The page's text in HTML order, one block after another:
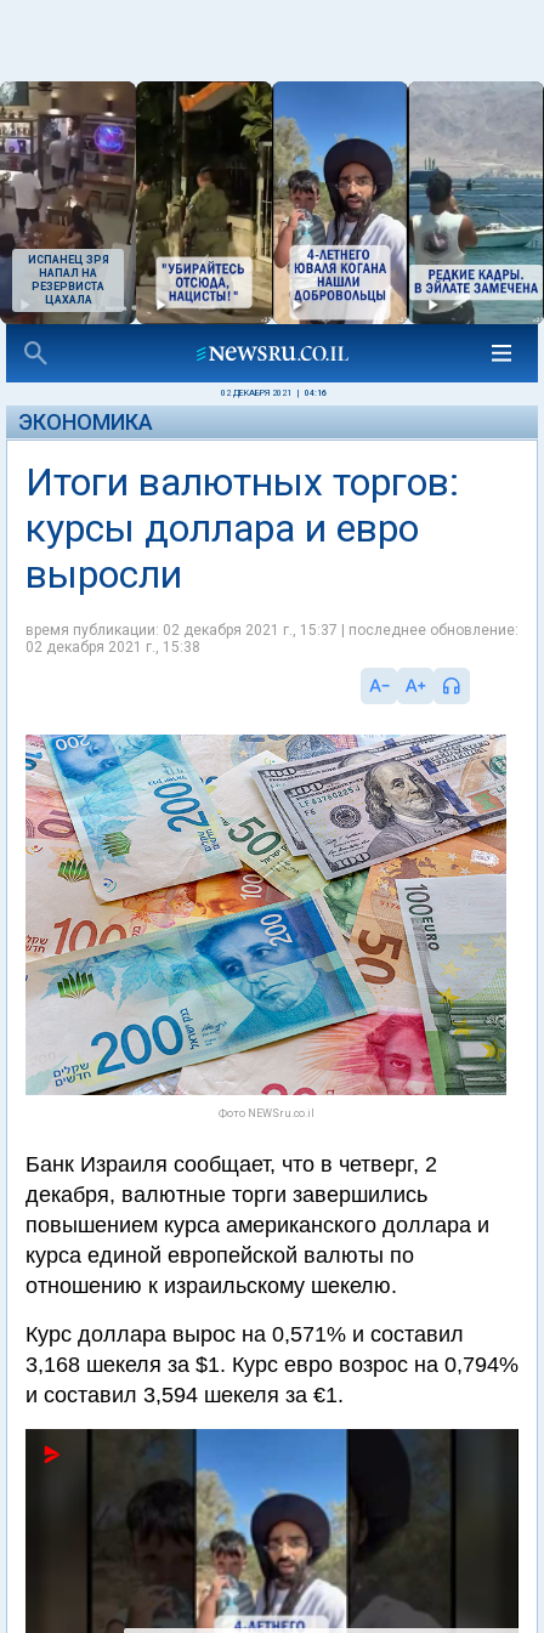
ИСПАНЕЦ ЗРЯ
НАПАЛ НА
РЕЗЕРВИСТА
ЦАХАЛА
02 ДЕКАБРЯ 2021 04:16
ЭКОНОМИКА
Итоги валютных торгов:
курсы доллара и евро
выросли
время публикации: 02 декабря 2021 г., 15:37 | последнее обновление:
02 декабря 2021 г., 15:38
Фото NEWSru.co.il
Банк Израиля сообщает, что в четверг, 2
декабря, валютные торги завершились
повышением курса американского доллара и
курса единой европейской валюты по
отношению к израильскому шекелю.
Курс доллара вырос на 0,571% и составил
3,168 шекеля за $1. Курс евро возрос на 0,794%
и составил 3,594 шекеля за €1.